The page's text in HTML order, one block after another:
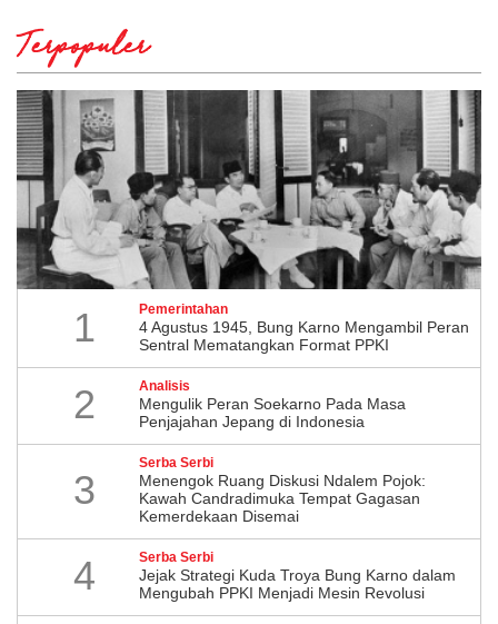
Terpopuler
1 Pemerintahan
4 Agustus 1945, Bung Karno Mengambil Peran
Sentral Mematangkan Format PPKI
2 Analisis
Mengulik Peran Soekarno Pada Masa
Penjajahan Jepang di Indonesia
3
Serba Serbi
Menengok Ruang Diskusi Ndalem Pojok:
Kawah Candradimuka Tempat Gagasan
Kemerdekaan Disemai
4 Serba Serbi
Jejak Strategi Kuda Troya Bung Karno dalam
Mengubah PPKI Menjadi Mesin Revolusi